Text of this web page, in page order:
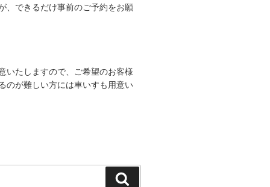
、できるだけ事前のご予約をお願
いたしますので、ご希望のお客様
が難しい方には車いすも用意い